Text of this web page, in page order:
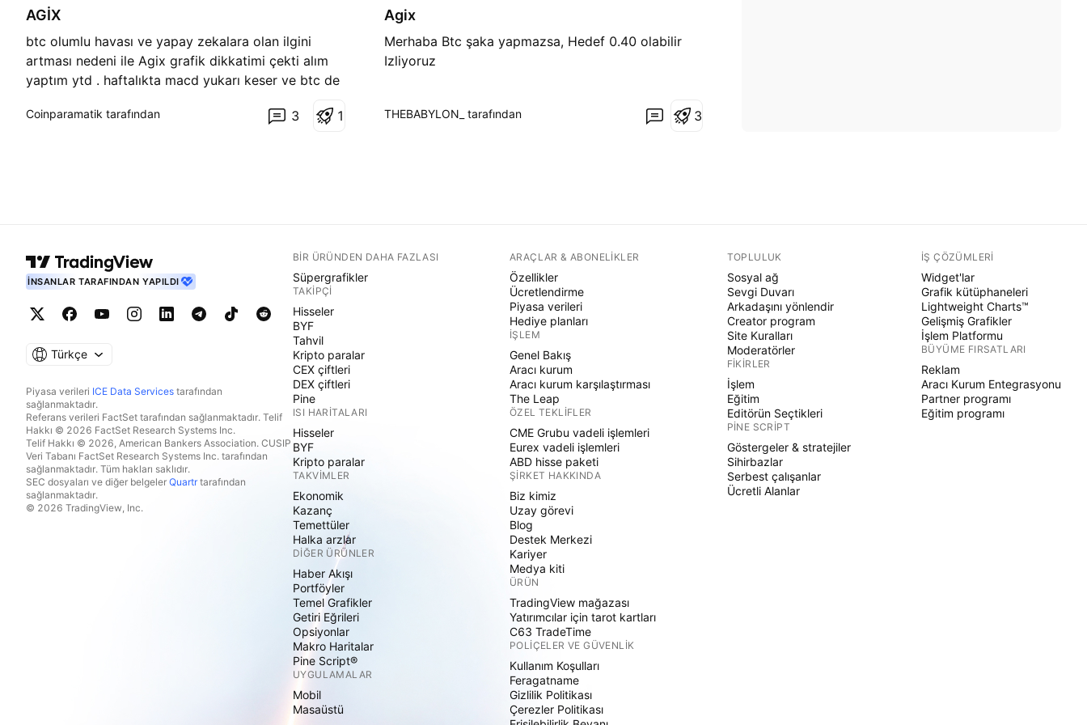
AGİX
btc olumlu havası ve yapay zekalara olan ilgini
artması nedeni ile Agix grafik dikkatimi çekti alım
yaptım ytd . haftalıkta macd yukarı keser ve btc de
sat sizin kararınız YTD.
ı
Coinparamatik tarafından 3 1
Agix
Merhaba Btc şaka yapmazsa, Hedef 0.40 olabilir
Izliyoruz
ı
THEBABYLON_ tarafından 3
İNSANLAR TARAFINDAN YAPILDI
Türkçe
Piyasa verileri ICE Data Services tarafından
sağlanmaktadır.
Referans verileri FactSet tarafından sağlanmaktadır. Telif
Hakkı © 2026 FactSet Research Systems Inc.
Telif Hakkı © 2026, American Bankers Association. CUSIP
Veri Tabanı FactSet Research Systems Inc. tarafından
sağlanmaktadır. Tüm hakları saklıdır.
SEC dosyaları ve diğer belgeler Quartrtarafından
sağlanmaktadır.
© 2026 TradingView, Inc.
BIR ÜRÜNDEN DAHA FAZLASI
Süpergrafikler
TAKIPÇI
Hisseler
BYF
Tahvil
Kripto paralar
CEX çiftleri
DEX çiftleri
Pine
ISI HARITALARI
Hisseler
BYF
Kripto paralar
TAKVIMLER
Ekonomik
Kazanç
Temettüler
Halka arzlar
DIĞER ÜRÜNLER
Haber Akışı
Portföyler
Temel Grafikler
Getiri Eğrileri
Opsiyonlar
Makro Haritalar
Pine Script®
UYGULAMALAR
Mobil
Masaüstü
ARAÇLAR & ABONELIKLER
Özellikler
Ücretlendirme
Piyasa verileri
Hediye planları
İŞLEM
Genel Bakış
Aracı kurum
Aracı kurum karşılaştırması
The Leap
ÖZEL TEKLIFLER
CME Grubu vadeli işlemleri
Eurex vadeli işlemleri
ABD hisse paketi
ŞIRKET HAKKINDA
Biz kimiz
Uzay görevi
Blog
Destek Merkezi
Kariyer
Medya kiti
ÜRÜN
TradingView mağazası
Yatırımcılar için tarot kartları
C63 TradeTime
POLIÇELER VE GÜVENLIK
Kullanım Koşulları
Feragatname
Gizlilik Politikası
Çerezler Politikası
TOPLULUK
Sosyal ağ
Sevgi Duvarı
Arkadaşını yönlendir
Creator program
Site Kuralları
Moderatörler
FIKIRLER
İşlem
Eğitim
Editörün Seçtikleri
PINE SCRIPT
Göstergeler & stratejiler
Sihirbazlar
Serbest çalışanlar
Ücretli Alanlar
İŞ ÇÖZÜMLERI
Widget'lar
Grafik kütüphaneleri
Lightweight Charts™
Gelişmiş Grafikler
İşlem Platformu
BÜYÜME FIRSATLARI
Reklam
Aracı Kurum Entegrasyonu
Partner programı
Eğitim programı